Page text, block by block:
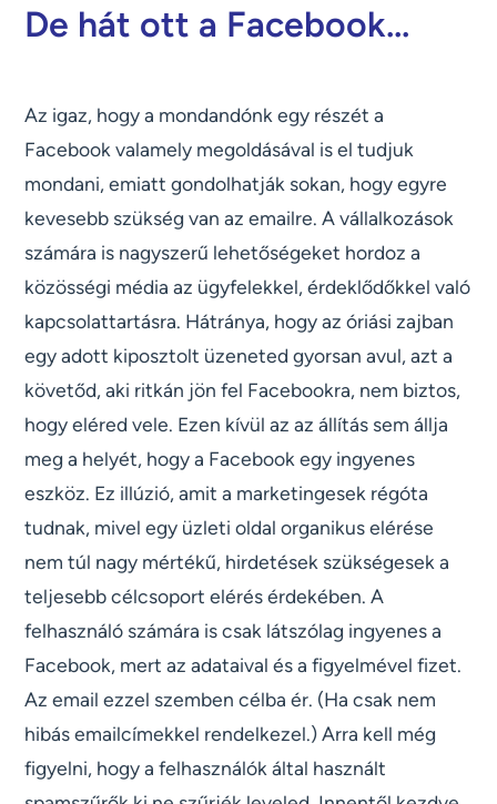
De hát ott a Facebook...
Az igaz, hogy a mondandónk egy részét a
Facebook valamely megoldásával is el tudjuk
mondani, emiatt gondolhatják sokan, hogy egyre
kevesebb szükség van az emailre. A vállalkozások
számára is nagyszerű lehetőségeket hordoz a
közösségi média az ügyfelekkel, érdeklődőkkel való
kapcsolattartásra. Hátránya, hogy az óriási zajban
egy adott kiposztolt üzeneted gyorsan avul, azt a
követőd, aki ritkán jön fel Facebookra, nem biztos,
hogy eléred vele. Ezen kívül az az állítás sem állja
meg a helyét, hogy a Facebook egy ingyenes
eszköz. Ez illúzió, amit a marketingesek régóta
tudnak, mivel egy üzleti oldal organikus elérése
nem túl nagy mértékű, hirdetések szükségesek a
teljesebb célcsoport elérés érdekében. A
felhasználó számára is csak látszólag ingyenes a
Facebook, mert az adataival és a figyelmével fizet.
Az email ezzel szemben célba ér. (Ha csak nem
hibás emailcímekkel rendelkezel.) Arra kell még
figyelni, hogy a felhasználók által használt